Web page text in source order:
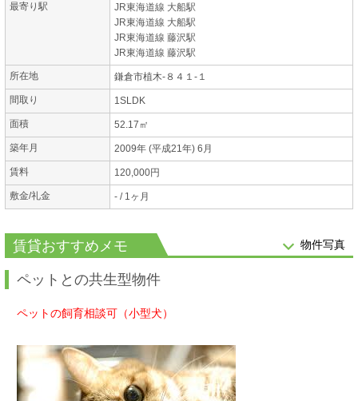
最寄り駅
JR東海道線 大船駅
JR東海道線 大船駅
JR東海道線 藤沢駅
JR東海道線 藤沢駅
所在地 鎌倉市植木-８４１-１
間取り 1SLDK
面積 52.17㎡
築年月 2009年 (平成21年) 6月
賃料 120,000円
敷金/礼金 - / 1ヶ月
賃貸おすすめメモ 物件写真
ペットとの共生型物件
ペットの飼育相談可（小型犬）